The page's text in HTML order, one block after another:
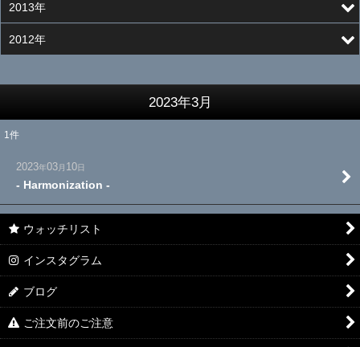
2023年3月
1件
2023年03月 10日
- Harmonization -
2013年
2012年
ウォッチリスト
インスタグラム
ブログ
ご注文前のご注意